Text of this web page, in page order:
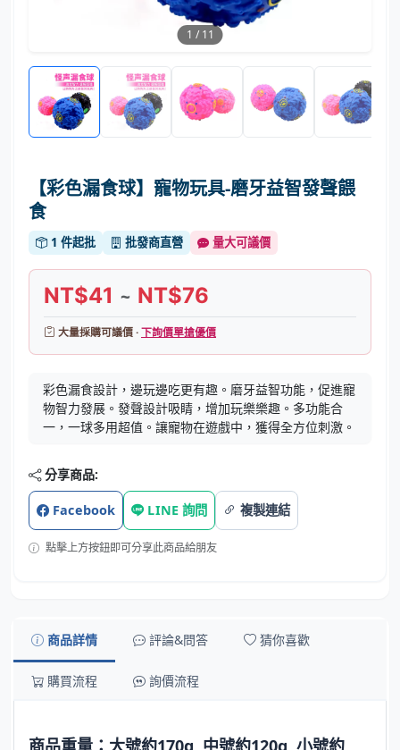
1 / 11
【彩色漏食球】寵物玩具-磨牙益智發聲餵
食
1 件起批 批發商直營 量大可議價
NT$41 ~ NT$76
大量採購可議價 ·下詢價單搶優價
彩色漏食設計，邊玩邊吃更有趣。磨牙益智功能，促進寵
物智力發展。發聲設計吸睛，增加玩樂樂趣。多功能合
一，一球多用超值。讓寵物在遊戲中，獲得全方位刺激。
分享商品:
Facebook LINE 詢問 複製連結
點擊上方按鈕即可分享此商品給朋友
商品詳情 評論&問答 猜你喜歡
購買流程 詢價流程
商品重量：大號約170g 中號約120g 小號約